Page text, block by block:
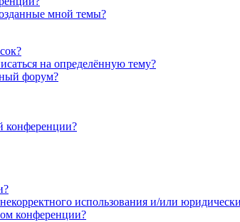
мной темы?
на определённую тему?
форум?
конференции?
использования и/или
конференции?